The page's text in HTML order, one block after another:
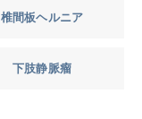
椎間板ヘルニア
下肢静脈瘤